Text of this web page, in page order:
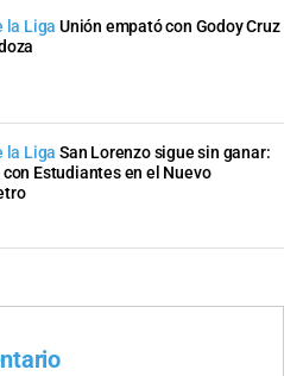
la Liga Unión empató con Godoy Cruz
la Liga San Lorenzo sigue sin ganar:
Estudiantes en el Nuevo